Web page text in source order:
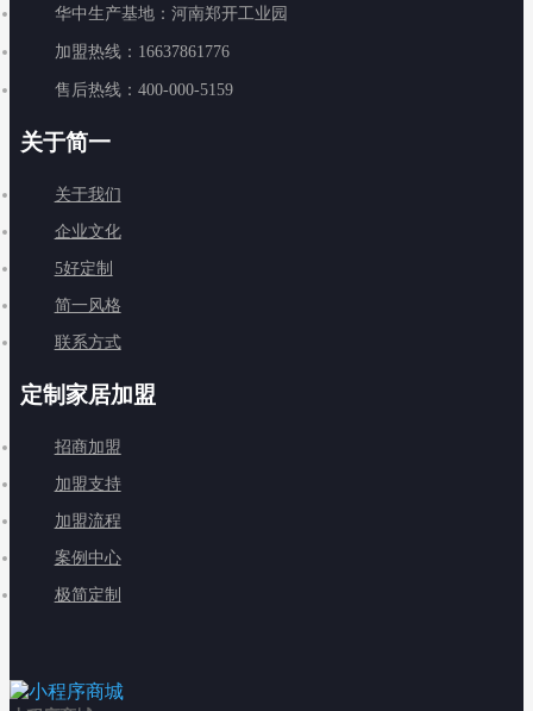
华中生产基地：河南郑开工业园
加盟热线：16637861776
售后热线：400-000-5159
关于简一
关于我们
企业文化
5好定制
简一风格
联系方式
定制家居加盟
招商加盟
加盟支持
加盟流程
案例中心
极简定制